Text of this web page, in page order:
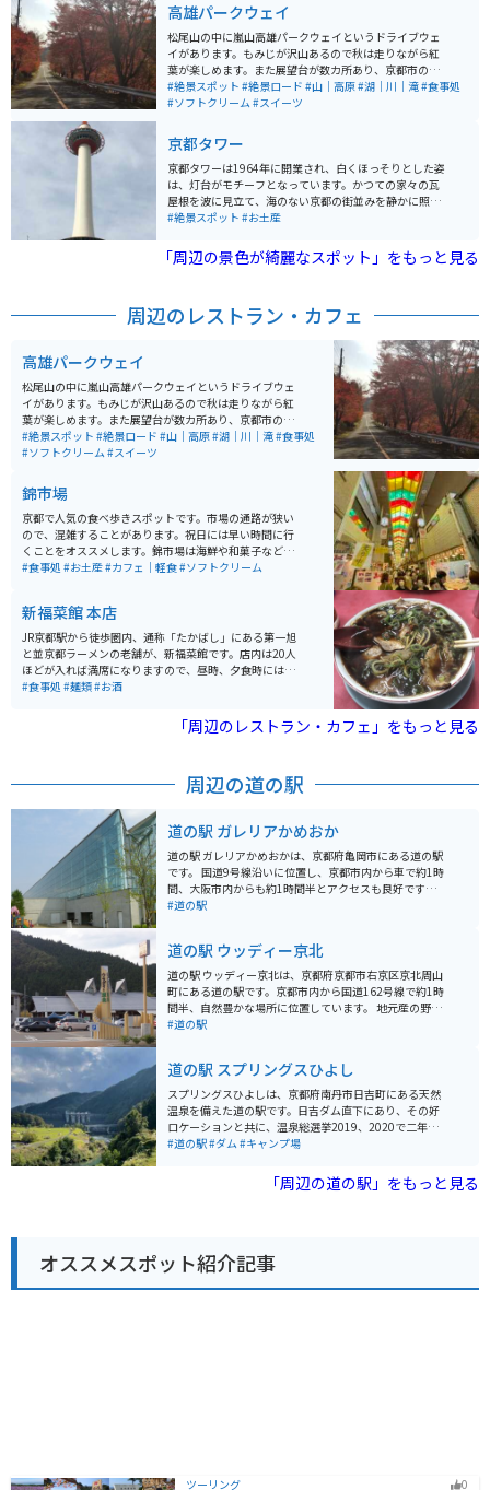
日は昼でも薄暗くなることがあります。 竹林の小径は、
その美しい光景がテレビや写真でよく紹介され、国内外
から多くの観光客が訪れます。春には新緑、夏には青々
と茂る竹の葉、秋には風情あふれる黄金色、冬には雪景
色と、四季折々の美しさを楽しむことができます。 バイ
クで走行することも可能ですが、非常に混雑するので走
高雄パークウェイ
松尾山の中に嵐山高雄パークウェイというドライブウェ
イがあります。もみじが沢山あるので秋は走りながら紅
葉が楽しめます。また展望台が数カ所あり、京都市の街
並みや保津峡の川下り、トロッコ列車の走行が見れま
す。 周辺にはBBQ場やフィッシングエリア、ドッグラ
日中楽しめるスポットです。自然あふれる場所でもある
ので、春には桜、秋には紅葉が見られ、四季折々の緑と
花を楽しむことができます。釣り好きな方はBBQ横に隣
接する管理釣り場でトラウトを釣る事が出来ます。
#絶景スポット #絶景ロード #山｜高原#湖｜川｜滝#食事処
#ソフトクリーム#スイーツ
京都タワー
京都タワーは1964年に開業され、白くほっそりとした姿
は、灯台がモチーフとなっています。かつての家々の瓦
屋根を波に見立て、海のない京都の街並みを静かに照ら
し続けています。 京都市街で一番高く、地上100メート
が360度見渡せます。季節や時間によって様変わりする
京都の絶景を楽しむことができます。
#絶景スポット #お土産
「周辺の景色が綺麗なスポット」をもっと見る
周辺のレストラン・カフェ
高雄パークウェイ
松尾山の中に嵐山高雄パークウェイというドライブウェ
イがあります。もみじが沢山あるので秋は走りながら紅
葉が楽しめます。また展望台が数カ所あり、京都市の街
並みや保津峡の川下り、トロッコ列車の走行が見れま
す。 周辺にはBBQ場やフィッシングエリア、ドッグラ
日中楽しめるスポットです。自然あふれる場所でもある
ので、春には桜、秋には紅葉が見られ、四季折々の緑と
花を楽しむことができます。釣り好きな方はBBQ横に隣
接する管理釣り場でトラウトを釣る事が出来ます。
#絶景スポット #絶景ロード #山｜高原#湖｜川｜滝#食事処
#ソフトクリーム#スイーツ
錦市場
京都で人気の食べ歩きスポットです。市場の通路が狭い
ので、混雑することがあります。祝日には早い時間に行
くことをオススメします。錦市場は海鮮や和菓子などが
充実していて、ソフトクリームやきゅうりの1本漬けな
#食事処 #お土産#カフェ｜軽食#ソフトクリーム
新福菜館 本店
JR京都駅から徒歩圏内、通称「たかばし」にある第一旭
と並京都ラーメンの老舗が、新福菜館です。店内は20人
ほどが入れば満席になりますので、昼時、夕食時には行
列待ちは覚悟しなければなりません。ここのラーメンは
があり、クセになること間違いないなしです。柔らかめ
の味の染みたチャーシューも美味しいです。
#食事処 #麺類#お酒
「周辺のレストラン・カフェ」をもっと見る
周辺の道の駅
道の駅 ガレリアかめおか
道の駅 ガレリアかめおかは、京都府亀岡市にある道の駅
です。 国道9号線沿いに位置し、京都市内から車で約1時
間、大阪市内からも約1時間半とアクセスも良好です。
地元亀岡の新鮮な野菜や特産品を販売する農産物直売
季節の食材を使った料理やスイーツはおすすめです。 ツ
ーリングの休憩場所としても人気があり、バイクスタン
ドも設置されています。 周辺には、湯の花温泉やるり渓
など、観光スポットも点在しています。 【おすすめポイ
ント】 * 亀岡市内や近隣地域の特産品が購入できる * 新
を使った料理が楽しめる 【周辺情報】 * 湯の花温泉 * る
り渓 【その他】 * 住所：京都府亀岡市曽我部町北条大谷
1-1 * 電話番号：0771-22-0690 * 駐車場：大型車12台、
普通車70台 * 休館日：年中無休
#道の駅
道の駅 ウッディー京北
道の駅 ウッディー京北は、京都府京都市右京区京北周山
町にある道の駅です。京都市内から国道162号線で約1時
間半、自然豊かな場所に位置しています。 地元産の野菜
や木材を使った特産品が販売されているほか、レストラ
ているので安心です。また、周辺には、四季折々の自然
を楽しめる周山街道や、美山町など、ツーリングに最適
なスポットがたくさんあります。 ウッディー京北は、自
然と触れ合い、地元の美味しいものを楽しめる道の駅で
す。京都観光の際は、ぜひ一度訪れてみてはいかがでし
#道の駅
道の駅 スプリングスひよし
スプリングスひよしは、京都府南丹市日吉町にある天然
温泉を備えた道の駅です。日吉ダム直下にあり、その好
ロケーションと共に、温泉総選挙2019、2020で二年連
続してスポーツレジャー部門で日本一に輝いたことがあ
などのリラクゼーション施設のほか、キャンプ場やレス
トランも併設されています。 スプリングスひよしでは、
は、日吉ダムの壮大な景色を背景にゆっくりできます。
寒い日には給湯付きの洗い場が嬉しいポイントです。 地
元の新鮮な野菜や特産品を扱うショップもあり、地元の
#道の駅#ダム#キャンプ場
「周辺の道の駅」をもっと見る
オススメスポット紹介記事
ツーリング 0